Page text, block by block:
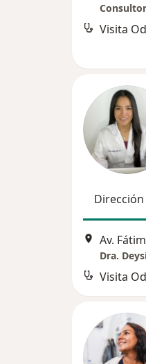
Visita
Dirección
Av.
Dra.
Visita